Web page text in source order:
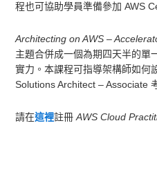
程也可協助學員準備參加 AWS
Architecting on AWS –
主題合併成一個為期四天半的單
實力。本課程可指導架構師如何
Solutions Architect – Associate
請在這裡註冊 AWS Cloud